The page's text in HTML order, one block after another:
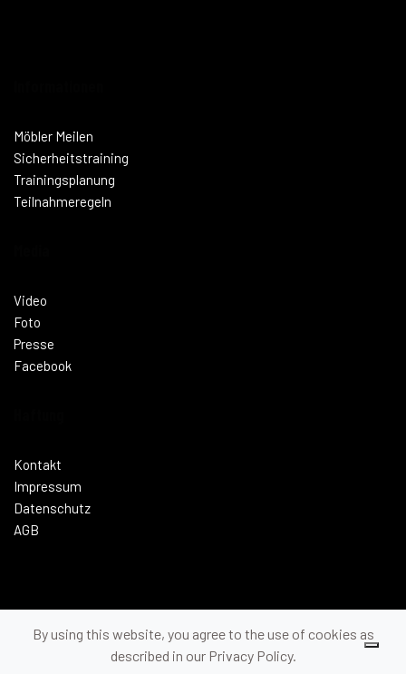
By using this website, you agree to the use of cookies as
described in our Privacy Policy.
Möbler Meilen
Sicherheitstraining
Trainingsplanung
Teilnahmeregeln
Video
Foto
Presse
Facebook
Kontakt
Impressum
Datenschutz
AGB
© 2026 Cycling Academy. Designed byIMAGEGROUP24